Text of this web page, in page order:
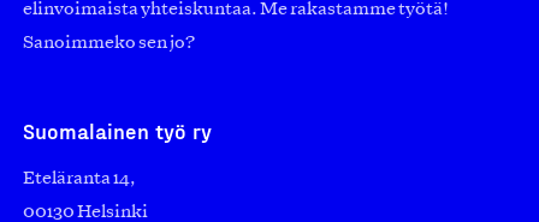
elinvoimaista yhteiskuntaa. Me rakastamme työtä!
Sanoimmeko sen jo?
Suomalainen työ ry
Eteläranta 14,
00130 Helsinki